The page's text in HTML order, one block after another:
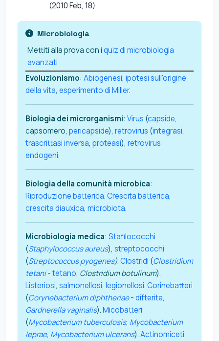
(2010 Feb, 18)
Microbiologia
Mettiti alla prova con iquiz di microbiologia
avanzati
Evoluzionismo: Abiogenesi, ipotesi sull'origine
della vita, esperimento di Miller.
Biologia dei microrganismi: Virus (capside,
capsomero, pericapside), retrovirus (integrasi,
trascrittasi inversa, proteasi), retrovirus
endogeni.
Biologia della comunità microbica:
Riproduzione batterica.Crescita batterica,
crescita diauxica, microbiota.
Microbiologia medica: Stafilococchi
(Staphylococcus aureus), streptococchi
(Streptococcus pyogenes).Clostridi (Clostridium
tetani-tetano, Clostridium botulinum).
Listeriosi, salmonellosi, legionellosi.Corinebatteri
(Corynebacterium diphtheriae-difterite,
Gardnerella vaginalis).Micobatteri
(Mycobacterium tuberculosis, Mycobacterium
leprae, Mycobacterium ulcerans).Actinomiceti